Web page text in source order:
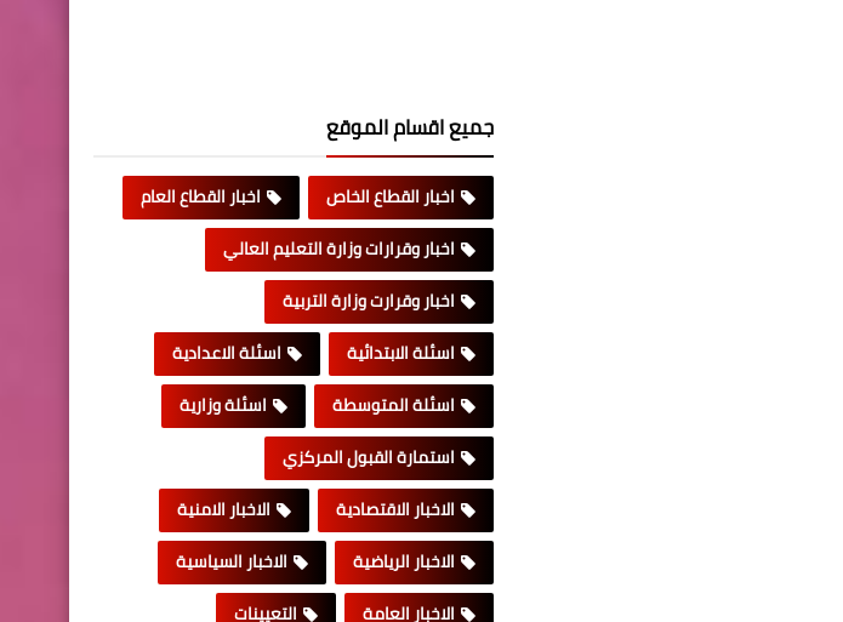
جميع اقسام الموقع
اخبار القطاع الخاص
اخبار القطاع العام
اخبار وقرارات وزارة التعليم العالي
اخبار وقرارت وزارة التربية
اسئلة الابتدائية
اسئلة الاعدادية
اسئلة المتوسطة
اسئلة وزارية
استمارة القبول المركزي
الاخبار الاقتصادية
الاخبار الامنية
الاخبار الرياضية
الاخبار السياسية
الاخبار العامة
التعيينات